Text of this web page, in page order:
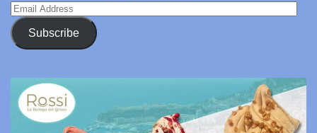
Email
Address
Subscribe